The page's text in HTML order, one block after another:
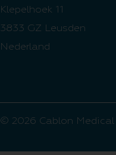
Klepelhoek 11
3833 GZ Leusden
Nederland
© 2026 Cablon Medical